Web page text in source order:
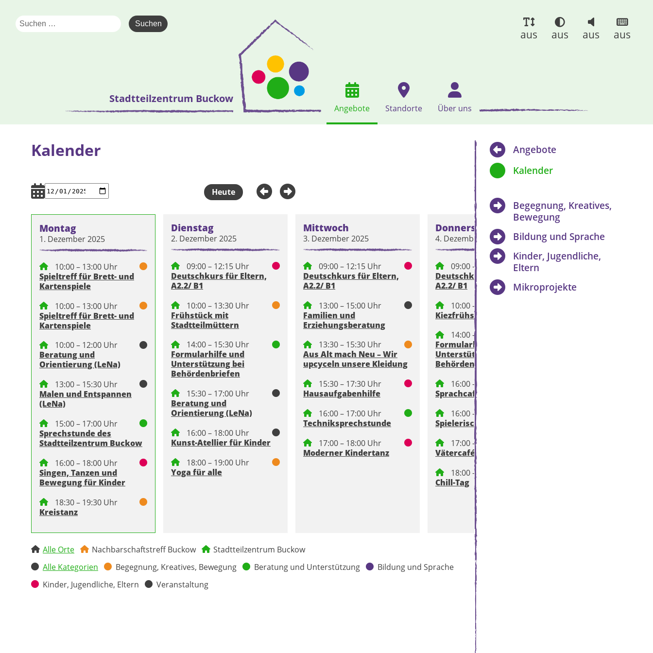
Stadtteilzentrum Buckow
Angebote Standorte Über uns
aus aus aus aus
Kalender
Montag
1. Dezember 2025
10:00 – 13:00 Uhr
Spieltreff für Brett- und
Kartenspiele
10:00 – 13:00 Uhr
Spieltreff für Brett- und
Kartenspiele
10:00 – 12:00 Uhr
Beratung und
Orientierung (LeNa)
13:00 – 15:30 Uhr
Malen und Entspannen
(LeNa)
15:00 – 17:00 Uhr
Sprechstunde des
Stadtteilzentrum Buckow
16:00 – 18:00 Uhr
Singen, Tanzen und
Bewegung für Kinder
18:30 – 19:30 Uhr
Kreistanz
Dienstag
2. Dezember 2025
09:00 – 12:15 Uhr
Deutschkurs für Eltern,
A2.2/ B1
10:00 – 13:30 Uhr
Frühstück mit
Stadtteilmüttern
14:00 – 15:30 Uhr
Formularhilfe und
Unterstützung bei
Behördenbriefen
15:30 – 17:00 Uhr
Beratung und
Orientierung (LeNa)
16:00 – 18:00 Uhr
Kunst-Atellier für Kinder
18:00 – 19:00 Uhr
Yoga für alle
Mittwoch
3. Dezember 2025
09:00 – 12:15 Uhr
Deutschkurs für Eltern,
A2.2/ B1
13:00 – 15:00 Uhr
Familien und
Erziehungsberatung
13:30 – 15:30 Uhr
Aus Alt mach Neu – Wir
upcyceln unsere Kleidung
15:30 – 17:30 Uhr
Hausaufgabenhilfe
16:00 – 17:00 Uhr
Techniksprechstunde
17:00 – 18:00 Uhr
Moderner Kindertanz
Donnerstag
4. Dezember 2025
09:00 – 12:15 Uhr
Deutschkurs für Eltern,
A2.2/ B1
10:00 – 12:00 Uhr
Kiezfrühstück
14:00 – 15:30 Uhr
Formularhilfe und
Unterstützung bei
Behördenbriefen
16:00 – 17:30 Uhr
Sprachcafe
16:00 – 17:00 Uhr
Spielerisch Englisch lernen
17:00 – 18:30 Uhr
Vätercafé
18:00 – 21:00 Uhr
Chill-Tag
5. Dezember 2025
– Raum für
Alle Orte Nachbarschaftstreff Buckow
Stadtteilzentrum Buckow
Alle Kategorien
Begegnung, Kreatives, Bewegung Beratung und Unterstützung
Bildung und Sprache
Kinder, Jugendliche, Eltern
Veranstaltung
Heute
Angebote
Kalender
Begegnung, Kreatives,
Bewegung
Bildung und Sprache
Kinder, Jugendliche,
Eltern
Mikroprojekte